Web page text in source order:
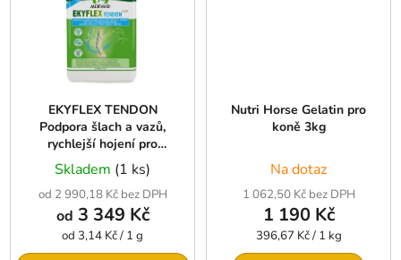
EKYFLEX TENDON
Podpora šlach a vazů,
rychlejší hojení pro
natřené nebo utržené
šlachy
Skladem (1 ks)
od 2 990,18 Kč bez DPH
od 3 349 Kč
Měrná
cena:
od 3,14 Kč / 1 g
Nutri Horse Gelatin pro
koně 3kg
Na dotaz
1 062,50 Kč bez DPH
1 190 Kč
Měrná
cena:
396,67 Kč / 1 kg